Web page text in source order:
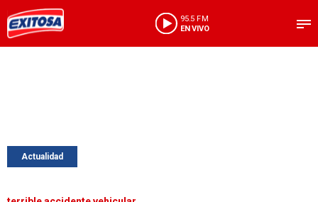
95.5 FM
EN VIVO
Actualidad